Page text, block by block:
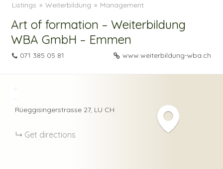
Listings Weiterbildung Management
Art of formation – Weiterbildung
WBA GmbH – Emmen
071 385 05 81 www.weiterbildung-wba.ch
Rüeggisingerstrasse 27 LU CH
Get directions